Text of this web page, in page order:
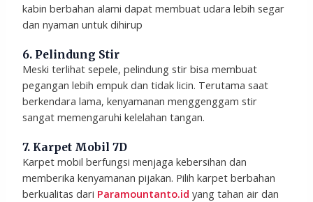
kabin berbahan alami dapat membuat udara lebih segar
dan nyaman untuk dihirup
6. Pelindung Stir
Meski terlihat sepele, pelindung stir bisa membuat
pegangan lebih empuk dan tidak licin. Terutama saat
berkendara lama, kenyamanan menggenggam stir
sangat memengaruhi kelelahan tangan.
7. Karpet Mobil 7D
Karpet mobil berfungsi menjaga kebersihan dan
memberika kenyamanan pijakan. Pilih karpet berbahan
berkualitas dari Paramountanto.id yang tahan air dan